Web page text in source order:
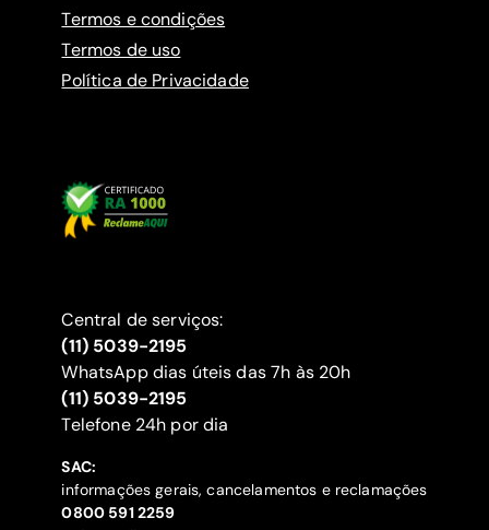
Termos e condições
Termos de uso
Política de Privacidade
Central de serviços:
(11) 5039-2195
WhatsApp dias úteis das 7h às 20h
(11) 5039-2195
‍Telefone 24h por dia
SAC:
informações gerais, cancelamentos e reclamações
‍0800 591 2259